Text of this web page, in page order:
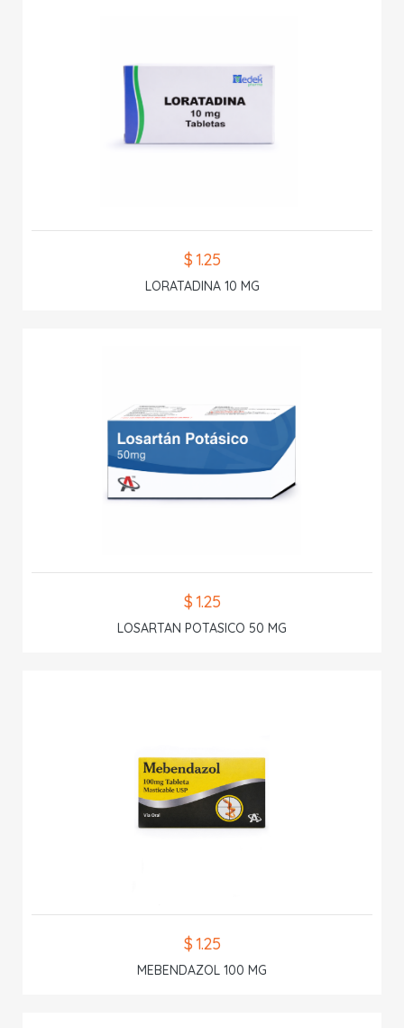
$ 1.25
LORATADINA 10 MG
$ 1.25
LOSARTAN POTASICO 50 MG
$ 1.25
MEBENDAZOL 100 MG